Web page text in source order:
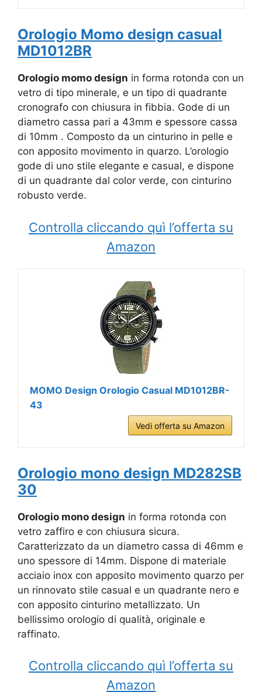
Orologio Momo design casual
MD1012BR
Orologio momo design in forma rotonda con un
vetro di tipo minerale, e un tipo di quadrante
cronografo con chiusura in fibbia. Gode di un
diametro cassa pari a 43mm e spessore cassa
di 10mm . Composto da un cinturino in pelle e
con apposito movimento in quarzo. L’orologio
gode di uno stile elegante e casual, e dispone
di un quadrante dal color verde, con cinturino
robusto verde.
Controlla cliccando quì l’offerta su
Amazon
MOMO Design Orologio Casual MD1012BR-
43
Vedi offerta su Amazon
Orologio mono design MD282SB
30
Orologio mono design in forma rotonda con
vetro zaffiro e con chiusura sicura.
Caratterizzato da un diametro cassa di 46mm e
uno spessore di 14mm. Dispone di materiale
acciaio inox con apposito movimento quarzo per
un rinnovato stile casual e un quadrante nero e
con apposito cinturino metallizzato. Un
bellissimo orologio di qualità, originale e
raffinato.
Controlla cliccando quì l’offerta su
Amazon